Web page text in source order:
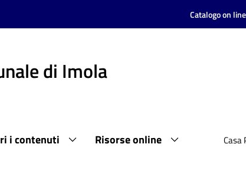
Catalogo on line
di Imola
i contenuti Risorse online Casa